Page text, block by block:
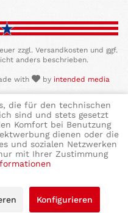
zzgl. Versandkosten und ggf.
anders beschrieben.
with by intended media
die für den technischen
sind und stets gesetzt
Komfort bei Benutzung
dienen oder die
und sozialen Netzwerken
mit Ihrer Zustimmung
Konfigurieren